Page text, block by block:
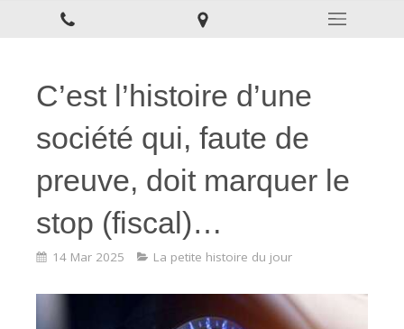
C’est l’histoire d’une
société qui, faute de
preuve, doit marquer le
stop (fiscal)…
14 Mar 2025 La petite histoire du jour